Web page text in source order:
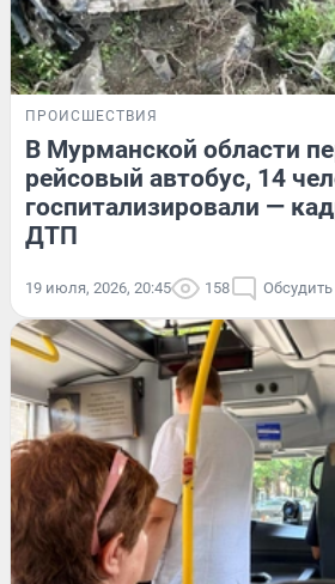
ПРОИСШЕСТВИЯ
В Мурманской области
рейсовый автобус, 14
госпитализировали —
ДТП
19 июля, 2026, 20:45 158 Обсудить